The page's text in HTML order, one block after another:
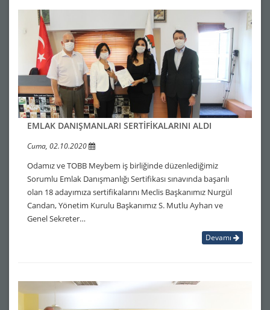
EMLAK DANIŞMANLARI SERTİFİKALARINI ALDI
Cuma, 02.10.2020
Odamız ve TOBB Meybem iş birliğinde düzenlediğimiz
Sorumlu Emlak Danışmanlığı Sertifikası sınavında başarılı
olan 18 adayımıza sertifikalarını Meclis Başkanımız Nurgül
Candan, Yönetim Kurulu Başkanımız S. Mutlu Ayhan ve
Genel Sekreter…
Devamı